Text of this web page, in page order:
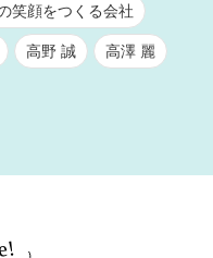
笑顔をつくる会社
高野 誠 高澤 麗